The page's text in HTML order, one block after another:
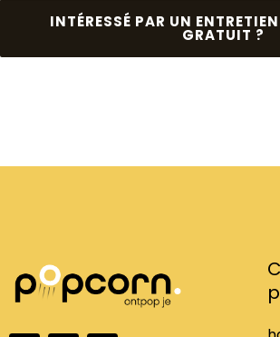
INTÉRESSÉ PAR UN
GRATUIT ?